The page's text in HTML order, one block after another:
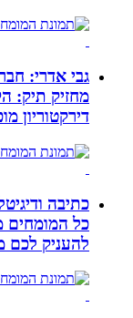
גבי אדרי: חבר
מחזיק תיק:
דירקטוריון
כתיבה ודיגיטל
כל המומחים
להעניק לכם